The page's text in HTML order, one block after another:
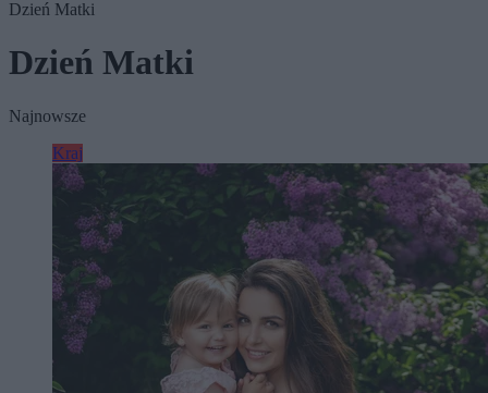
Dzień Matki
Dzień Matki
Najnowsze
Kraj